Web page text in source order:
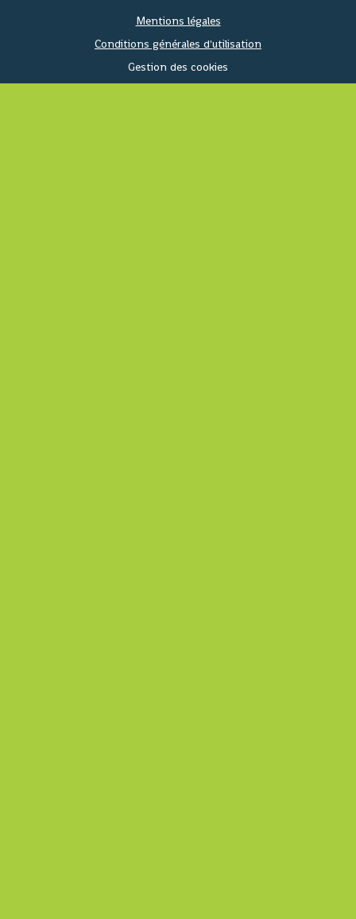
Mentions légales
Conditions générales d'utilisation
Gestion des cookies